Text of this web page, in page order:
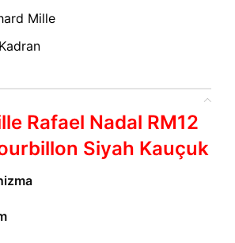
Mille
Rafael Nadal RM12
Siyah Kauçuk